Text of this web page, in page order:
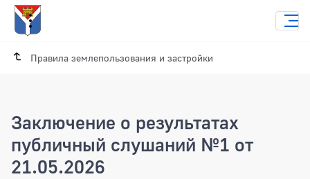
Правила землепользования и застройки
Заключение о результатах
публичный слушаний №1 от
21.05.2026